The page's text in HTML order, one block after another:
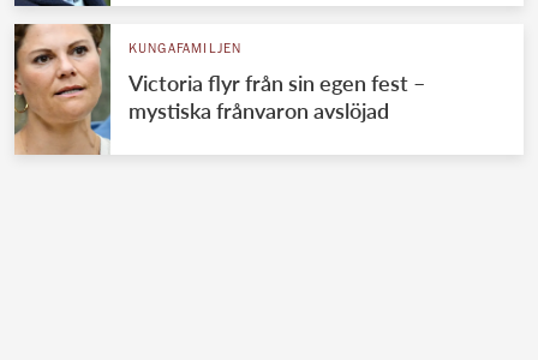
KUNGAFAMILJEN
Victoria flyr från sin egen fest –
mystiska frånvaron avslöjad